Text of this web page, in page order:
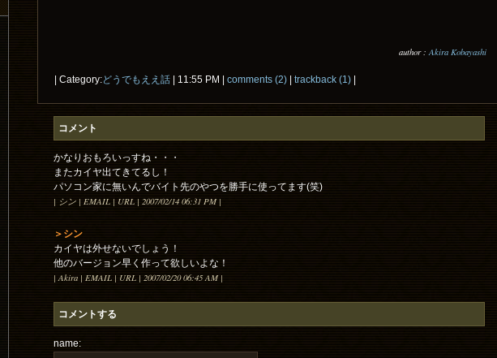
author :Akira Kobayashi
| Category:どうでもええ話 | 11:55 PM | comments (2) trackback (1)
コメント
かなりおもろいっすね・・・
またカイヤ出てきてるし！
パソコン家に無いんでバイト先のやつを勝手に使ってます(笑)
| シン | EMAIL | URL | 2007/02/14 06:31 PM |
＞シン
カイヤは外せないでしょう！
他のバージョン早く作って欲しいよな！
| Akira | EMAIL | URL | 2007/02/20 06:45 AM |
コメントする
name: